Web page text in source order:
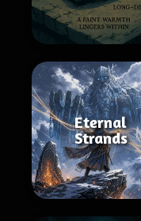
Eternal
Strands